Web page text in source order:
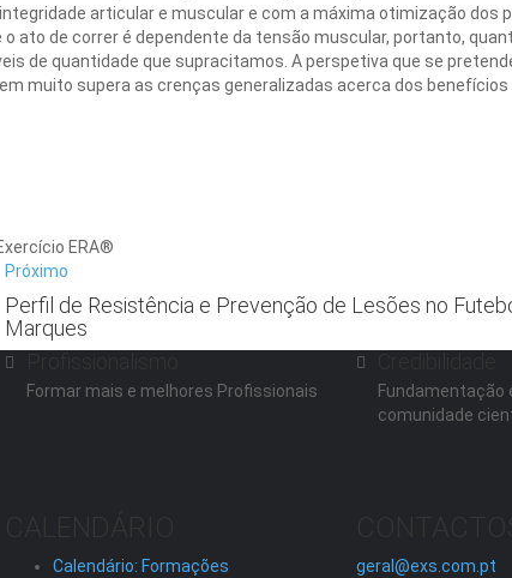
articular e muscular e com a máxima otimização dos
ato de correr é dependente da tensão muscular, portanto,
de quantidade que supracitamos. A perspetiva que se
muito supera as crenças generalizadas acerca dos
ERA®
Próximo
Perfil de Resistência e Prevenção de Lesões no
Marques
Formar mais e melhores Profissionais
Fundamentação
comunidade
Calendário: Formações
geral@exs.com.pt